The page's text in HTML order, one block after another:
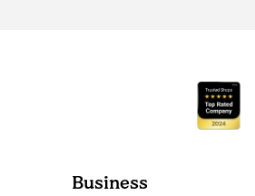
Business